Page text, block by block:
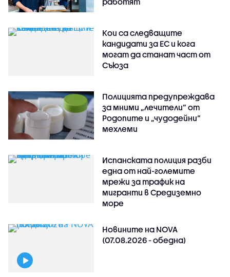
Кои са следващите
кандидати за ЕС и кога
могат да станат част от
Съюза
Полицията предупреждава
за мними „лечители“ от
Родопите и „чудодейни“
мехлеми
Испанската полиция разби
една от най-големите
мрежи за трафик на
мигранти в Средиземно
море
Новините на NOVA
(07.08.2026 - обедна)